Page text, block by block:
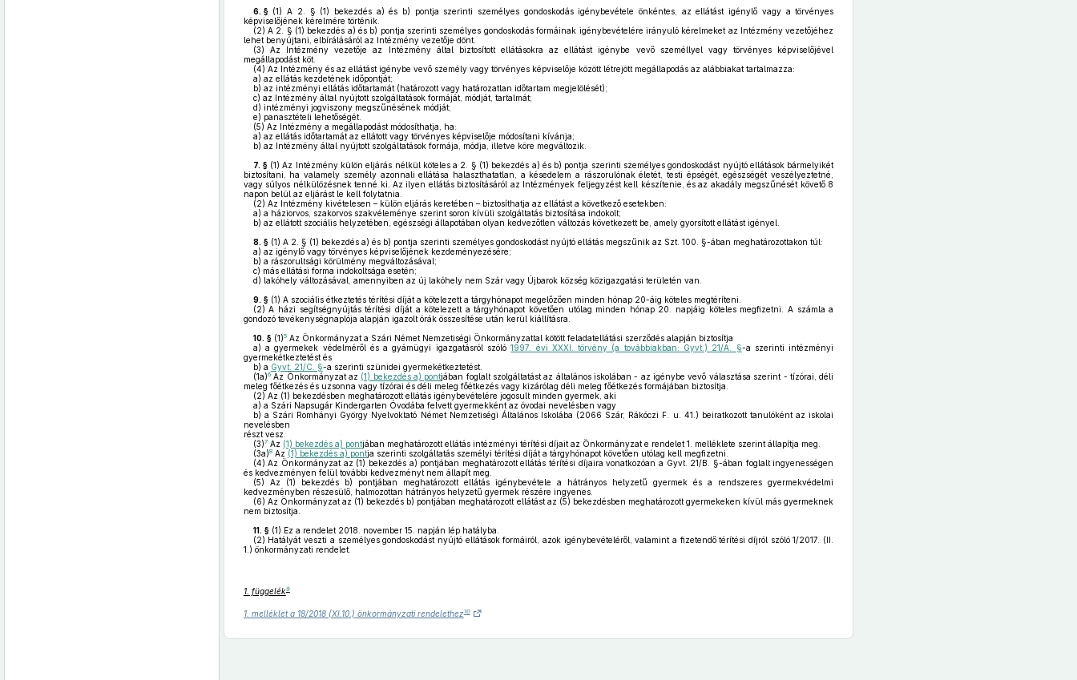
6. §(1) A 2. § (1) bekezdés a) és b) pontja szerinti személyes gondoskodás igénybevétele önkéntes, az ellátást igénylő vagy a törvényes
képviselőjének kérelmére történik.
(2) A 2. § (1) bekezdés a) és b) pontja szerinti személyes gondoskodás formáinak igénybevételére irányuló kérelmeket az Intézmény vezetőjéhez
lehet benyújtani, elbírálásáról az Intézmény vezetője dönt.
(3) Az Intézmény vezetője az Intézmény által biztosított ellátásokra az ellátást igénybe vevő személlyel vagy törvényes képviselőjével
megállapodást köt.
(4) Az Intézmény és az ellátást igénybe vevő személy vagy törvényes képviselője között létrejött megállapodás az alábbiakat tartalmazza:
a) az ellátás kezdetének időpontját;
b) az intézményi ellátás időtartamát (határozott vagy határozatlan időtartam megjelölését);
c) az Intézmény által nyújtott szolgáltatások formáját, módját, tartalmát;
d) intézményi jogviszony megszűnésének módját;
e) panasztételi lehetőségét.
(5) Az Intézmény a megállapodást módosíthatja, ha:
a) az ellátás időtartamát az ellátott vagy törvényes képviselője módosítani kívánja;
b) az Intézmény által nyújtott szolgáltatások formája, módja, illetve köre megváltozik.
7. §(1) Az Intézmény külön eljárás nélkül köteles a 2. § (1) bekezdés a) és b) pontja szerinti személyes gondoskodást nyújtó ellátások bármelyikét
biztosítani, ha valamely személy azonnali ellátása halaszthatatlan, a késedelem a rászorulónak életét, testi épségét, egészségét veszélyeztetné,
vagy súlyos nélkülözésnek tenné ki. Az ilyen ellátás biztosításáról az Intézmények feljegyzést kell készítenie, és az akadály megszűnését követő 8
napon belül az eljárást le kell folytatnia.
(2) Az Intézmény kivételesen – külön eljárás keretében – biztosíthatja az ellátást a következő esetekben:
a) a háziorvos, szakorvos szakvéleménye szerint soron kívüli szolgáltatás biztosítása indokolt;
b) az ellátott szociális helyzetében, egészségi állapotában olyan kedvezőtlen változás következett be, amely gyorsított ellátást igényel.
8. §(1) A 2. § (1) bekezdés a) és b) pontja szerinti személyes gondoskodást nyújtó ellátás megszűnik az Szt. 100. §-ában meghatározottakon túl:
a) az igénylő vagy törvényes képviselőjének kezdeményezésére;
b) a rászorultsági körülmény megváltozásával;
c) más ellátási forma indokoltsága esetén;
d) lakóhely változásával, amennyiben az új lakóhely nem Szár vagy Újbarok község közigazgatási területén van.
9. §(1) A szociális étkeztetés térítési díját a kötelezett a tárgyhónapot megelőzően minden hónap 20-áig köteles megtéríteni.
(2) A házi segítségnyújtás térítési díját a kötelezett a tárgyhónapot követően utólag minden hónap 20. napjáig köteles megfizetni. A számla a
gondozó tevékenységnaplója alapján igazolt órák összesítése után kerül kiállításra.
10. §(1)5Az Önkormányzat a Szári Német Nemzetiségi Önkormányzattal kötött feladatellátási szerződés alapján biztosítja
a) a gyermekek védelméről és a gyámügyi igazgatásról szóló1997. évi XXXI. törvény (a továbbiakban: Gyvt.) 21/A. §-a szerinti intézményi
gyermekétkeztetést és
b) a Gyvt. 21/C. §-a szerinti szünidei gyermekétkeztetést.
(1a)6Az Önkormányzat az (1) bekezdés a) pontjában foglalt szolgáltatást az általános iskolában - az igénybe vevő választása szerint - tízórai, déli
meleg főétkezés és uzsonna vagy tízórai és déli meleg főétkezés vagy kizárólag déli meleg főétkezés formájában biztosítja.
(2) Az (1) bekezdésben meghatározott ellátás igénybevételére jogosult minden gyermek, aki
a) a Szári Napsugár Kindergarten Óvodába felvett gyermekként az óvodai nevelésben vagy
b) a Szári Romhányi György Nyelvoktató Német Nemzetiségi Általános Iskolába (2066 Szár, Rákóczi F. u. 41.) beiratkozott tanulóként az iskolai
nevelésben
részt vesz.
(3)7Az (1) bekezdés a) pontjában meghatározott ellátás intézményi térítési díjait az Önkormányzat e rendelet 1. melléklete szerint állapítja meg.
(3a)8Az (1) bekezdés a) pontja szerinti szolgáltatás személyi térítési díját a tárgyhónapot követően utólag kell megfizetni.
(4) Az Önkormányzat az (1) bekezdés a) pontjában meghatározott ellátás térítési díjaira vonatkozóan a Gyvt. 21/B. §-ában foglalt ingyenességen
és kedvezményen felül további kedvezményt nem állapít meg.
(5) Az (1) bekezdés b) pontjában meghatározott ellátás igénybevétele a hátrányos helyzetű gyermek és a rendszeres gyermekvédelmi
kedvezményben részesülő, halmozottan hátrányos helyzetű gyermek részére ingyenes.
(6) Az Önkormányzat az (1) bekezdés b) pontjában meghatározott ellátást az (5) bekezdésben meghatározott gyermekeken kívül más gyermeknek
nem biztosítja.
11. §(1) Ez a rendelet 2018. november 15. napján lép hatályba.
(2) Hatályát veszti a személyes gondoskodást nyújtó ellátások formáiról, azok igénybevételéről, valamint a fizetendő térítési díjról szóló 1/2017. (II.
1.) önkormányzati rendelet.
1. függelék9
1. melléklet a 18/2018 (XI.10.) önkormányzati rendelethez10